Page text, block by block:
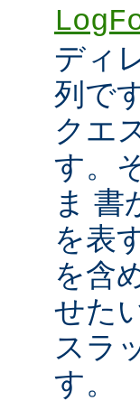
ディ
列で
クエ
す。
ま 書
を表
を含
せた
スラ
す。